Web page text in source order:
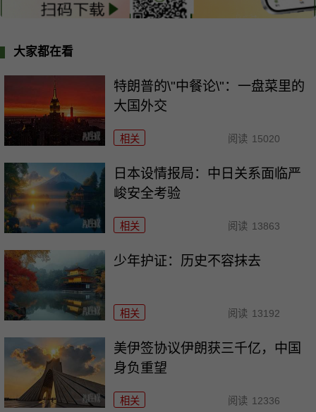
大家都在看
特朗普的\"中餐论\"：一盘菜里的
大国外交
相关 阅读 15020
日本设情报局：中日关系面临严
峻安全考验
相关 阅读 13863
少年护证：历史不容抹去
相关 阅读 13192
美伊签协议伊朗获三千亿，中国
身负重望
相关 阅读 12336